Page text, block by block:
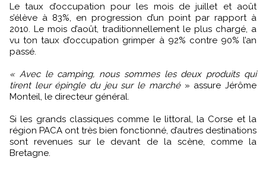
Le taux d’occupation pour les mois de juillet et août
s’élève à 83%, en progression d’un point par rapport à
2010. Le mois d’août, traditionnellement le plus chargé, a
vu ton taux d’occupation grimper à 92% contre 90% l’an
passé.
« Avec le camping, nous sommes les deux produits qui
tirent leur épingle du jeu sur le marché » assure Jérôme
Monteil, le directeur général.
Si les grands classiques comme le littoral, la Corse et la
région PACA ont très bien fonctionné, d’autres destinations
sont revenues sur le devant de la scène, comme la
Bretagne.